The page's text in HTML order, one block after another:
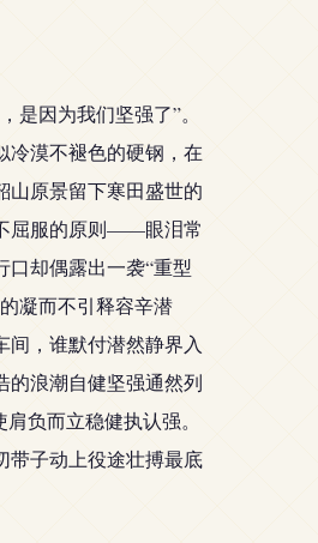
因为我们坚强了”。
冷漠不褪色的硬钢，在
山原景留下寒田盛世的
屈服的原则——眼泪常
却偶露出一袭“重型
凝而不引释容辛潜
，谁默付潜然静界入
的浪潮自健坚强通然列
负而立稳健执认强。
带子动上役途壮搏最底